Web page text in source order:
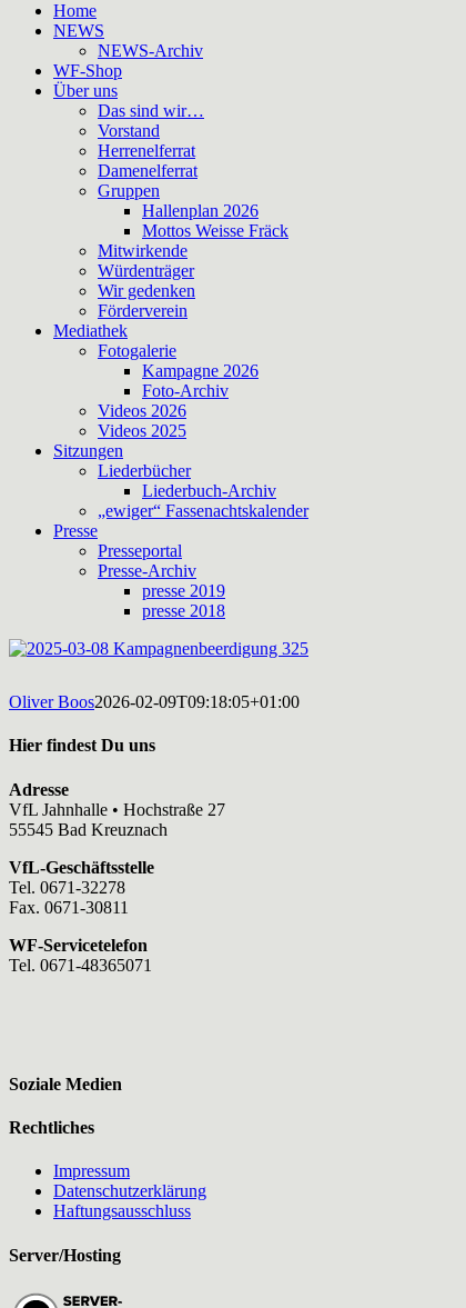
Home
NEWS
NEWS-Archiv
WF-Shop
Über uns
Das sind wir…
Vorstand
Herrenelferrat
Damenelferrat
Gruppen
Hallenplan 2026
Mottos Weisse Fräck
Mitwirkende
Würdenträger
Wir gedenken
Förderverein
Mediathek
Fotogalerie
Kampagne 2026
Foto-Archiv
Videos 2026
Videos 2025
Sitzungen
Liederbücher
Liederbuch-Archiv
„ewiger“ Fassenachtskalender
Presse
Presseportal
Presse-Archiv
presse 2019
presse 2018
Oliver Boos2026-02-09T09:18:05+01:00
Hier findest Du uns
Adresse
VfL Jahnhalle • Hochstraße 27
55545 Bad Kreuznach
VfL-Geschäftsstelle
Tel. 0671-32278
Fax. 0671-30811
WF-Servicetelefon
Tel. 0671-48365071
Soziale Medien
Rechtliches
Impressum
Datenschutzerklärung
Haftungsausschluss
Server/Hosting